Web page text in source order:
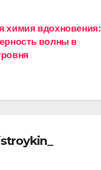
химия вдохновения:
волны в